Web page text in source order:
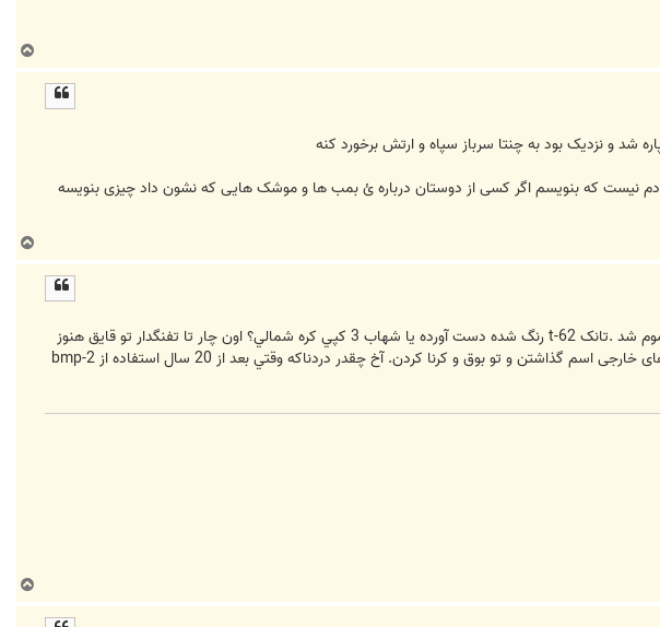
ا
شد و نزدیک بود به چنتا سرباز سپاه و ارتش برخورد کنه
نیست که بنویسم اگر کسی از دوستان درباره ئ بمب ها و موشک هایی که نشون داد چیزی بنویسه
ا
آقا چيو دست آورد دست آورد؟ دست آورد با شهادت صياد و حاج احمد و چمران و بابايي و اينا تموم شد .تانک t-62 رنگ شده دست آورده يا شهاب 3 کپي کره شمالي؟ اون چار تا تفنگدار تو قایق هنوز
بلد نیستن ژ-3 رو تو دست بگیرن بعد شما میگید اقتدار؟ ولله خجالت داره رو بمب ها و موشک های خارجی اسم گذاشتن و تو بوق و کرنا کردن. آخ چقدر دردناکه وقتي بعد از 20 سال استفاده از bmp-2
ا